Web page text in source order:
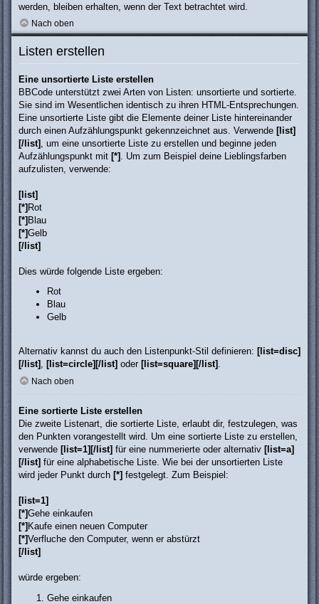
werden, bleiben erhalten, wenn der Text betrachtet wird.
Nach oben
Listen erstellen
Eine unsortierte Liste erstellen
BBCode unterstützt zwei Arten von Listen: unsortierte und sortierte.
Sie sind im Wesentlichen identisch zu ihren HTML-Entsprechungen.
Eine unsortierte Liste gibt die Elemente deiner Liste hintereinander
durch einen Aufzählungspunkt gekennzeichnet aus. Verwende [list]
[/list]
, um eine unsortierte Liste zu erstellen und beginne jeden
Aufzählungspunkt mit [*]
. Um zum Beispiel deine Lieblingsfarben
aufzulisten, verwende:
[list]
[*] Rot
[*] Blau
[*]Gelb
[/list]
Dies würde folgende Liste ergeben:
Rot
Blau
Gelb
Alternativ kannst du auch den Listenpunkt-Stil definieren: [list=disc]
[/list] , [list=circle][/list] oder [list=square][/list] .
Nach oben
Eine sortierte Liste erstellen
Die zweite Listenart, die sortierte Liste, erlaubt dir, festzulegen, was
den Punkten vorangestellt wird. Um eine sortierte Liste zu erstellen,
verwende [list=1][/list] für eine nummerierte oder alternativ [list=a]
[/list] für eine alphabetische Liste. Wie bei der unsortierten Liste
wird jeder Punkt durch [*] festgelegt. Zum Beispiel:
[list=1]
[*]Gehe einkaufen
[*] Kaufe einen neuen Computer
[*]Verfluche den Computer, wenn er abstürzt
[/list]
würde ergeben:
Gehe einkaufen